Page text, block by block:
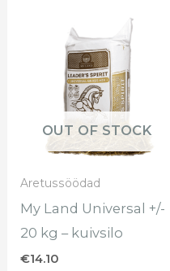
OUT OF STOCK
Aretussöödad
My Land Universal +/-
20 kg – kuivsilo
€14.10